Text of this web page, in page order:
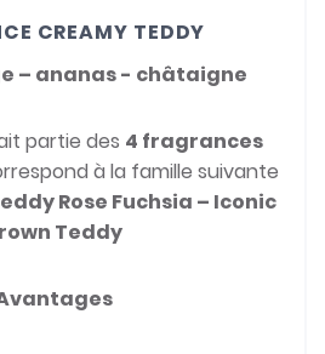
CREAMY TEDDY
– ananas - châtaigne
partie des 4 fragrances
à la famille suivante
Rose Fuchsia – Iconic
Teddy